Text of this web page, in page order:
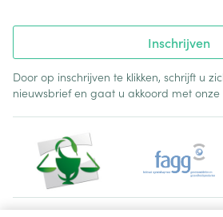
Inschrijven
Door op inschrijven te klikken, schrijft u
nieuwsbrief en gaat u akkoord met onze